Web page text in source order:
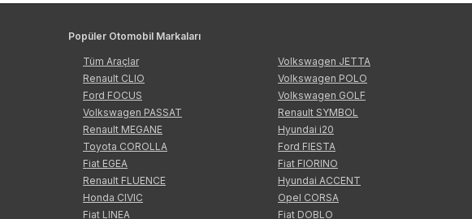
Popüler Otomobil Markaları
Tüm Araçlar
Renault CLIO
Ford FOCUS
Volkswagen PASSAT
Renault MEGANE
Toyota COROLLA
Fiat EGEA
Renault FLUENCE
Honda CIVIC
Fiat LINEA
Volkswagen JETTA
Volkswagen POLO
Volkswagen GOLF
Renault SYMBOL
Hyundai i20
Ford FIESTA
Fiat FIORINO
Hyundai ACCENT
Opel CORSA
Fiat DOBLO